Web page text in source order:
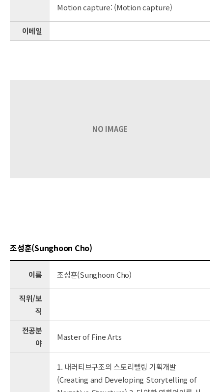
Motion capture: (Motion capture)
이메일
NO IMAGE
조성훈(Sunghoon Cho)
이름 조성훈(Sunghoon Cho)
직위/보
직
전공분
야
Master of Fine Arts
1. 내러티브구조의 스토리텔링 기획개발
(Creating and Developing Storytelling of